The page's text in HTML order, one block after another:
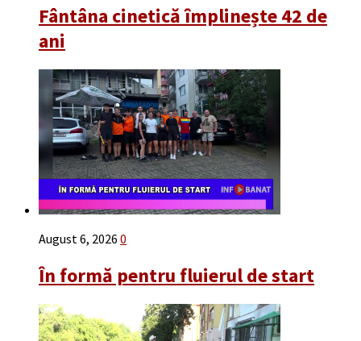
Fântâna cinetică împlinește 42 de
ani
August 6, 2026 0
În formă pentru fluierul de start